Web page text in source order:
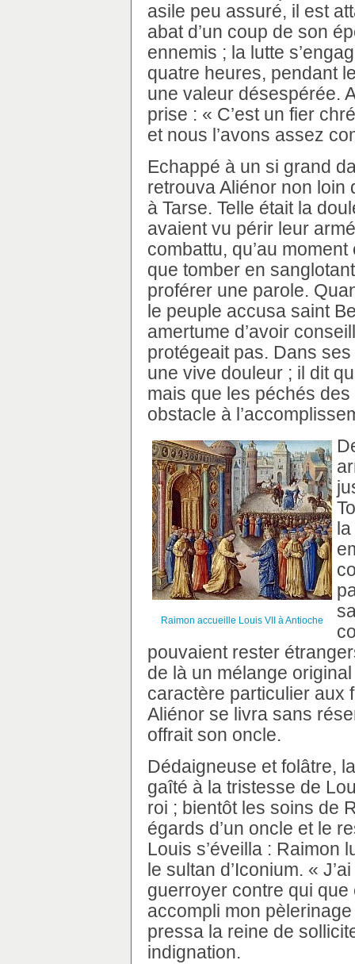
asile peu assuré, il est
abat d’un coup de son
ennemis ; la lutte
quatre heures, pendant
une valeur désespérée.
prise : « C’est un fier
et nous l’avons assez
Echappé à un si grand
retrouva Aliénor non loin
à Tarse. Telle était la
avaient vu périr leur
combattu, qu’au
que tomber en
proférer une parole.
le peuple accusa saint
amertume d’avoir
protégeait pas. Dans
une vive douleur ; il dit
mais que les péchés
obstacle à
Raimon accueille Louis VII à Antioche
pouvaient rester
de là un mélange
caractère particulier
Aliénor se livra sans
offrait son oncle.
Dédaigneuse et folâtre,
gaîté à la tristesse de
roi ; bientôt les soins de
égards d’un oncle et le
Louis s’éveilla : Raimon
le sultan d’Iconium. «
guerroyer contre qui que
accompli mon
pressa la reine de
indignation.